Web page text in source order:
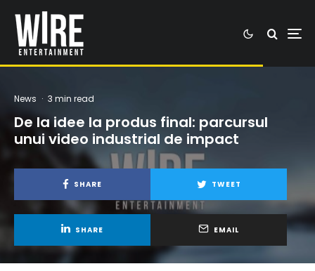
News · 3 min read
De la idee la produs final: parcursul
unui video industrial de impact
SHARE TWEET
SHARE EMAIL